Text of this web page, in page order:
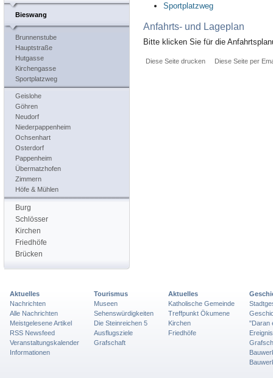
Bieswang
Brunnenstube
Hauptstraße
Hutgasse
Kirchengasse
Sportplatzweg
Geislohe
Göhren
Neudorf
Niederpappenheim
Ochsenhart
Osterdorf
Pappenheim
Übermatzhofen
Zimmern
Höfe & Mühlen
Burg
Schlösser
Kirchen
Friedhöfe
Brücken
Sportplatzweg
Anfahrts- und Lageplan
Bitte klicken Sie für die
Diese Seite drucken Diese Seite per
Aktuelles
Nachrichten
Alle Nachrichten
Meistgelesene Artikel
RSS Newsfeed
Veranstaltungskalender
Informationen
Tourismus
Museen
Sehenswürdigkeiten
Die Steinreichen 5
Ausflugsziele
Grafschaft
Aktuelles
Katholische Gemeinde
Treffpunkt Ökumene
Kirchen
Friedhöfe
"Daran